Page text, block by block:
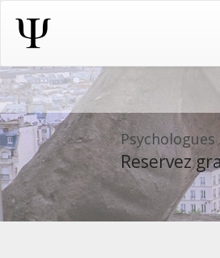
Psychologues
Reservez